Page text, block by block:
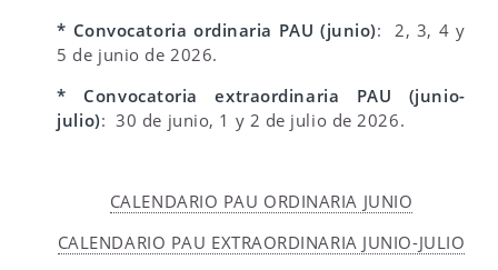
* Convocatoria ordinaria PAU (junio): 2, 3, 4 y
5 de junio de 2026.
* Convocatoria extraordinaria PAU (junio-
julio): 30 de junio, 1 y 2 de julio de 2026.
CALENDARIO PAU ORDINARIA JUNIO
CALENDARIO PAU EXTRAORDINARIA JUNIO-JULIO